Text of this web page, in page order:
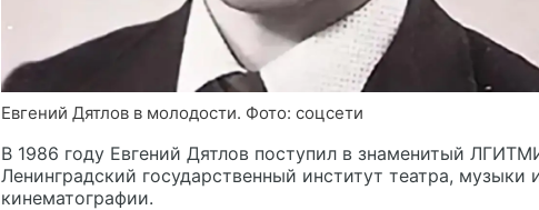
Евгений Дятлов в молодости. Фото: соцсети
В 1986 году Евгений Дятлов поступил в знаменитый
Ленинградский государственный институт театра, музыки
кинематографии.